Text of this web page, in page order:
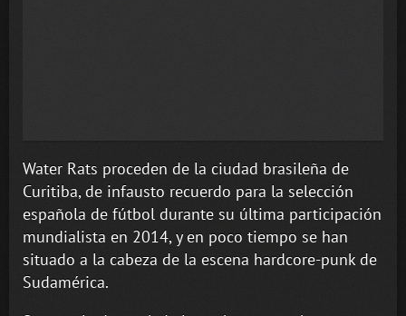
Water Rats proceden de la ciudad brasileña de
Curitiba, de infausto recuerdo para la selección
española de fútbol durante su última participación
mundialista en 2014, y en poco tiempo se han
situado a la cabeza de la escena hardcore-punk de
Sudamérica.